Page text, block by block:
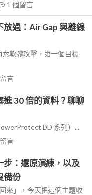
1 個留言
過：Air Gap 與離線
軟體攻擊，第一個目標
言
30 倍的資料？聊聊
DD 系列）...
言
步：還原演練，以及
備份
來」，今天把這個主題收